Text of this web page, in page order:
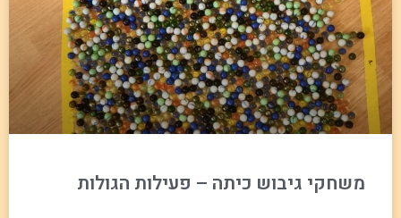
משחקי גיבוש כיתה – פעילות הגולות